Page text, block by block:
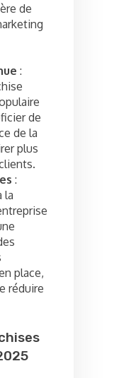
de
:
de
de la
plus
:
la
place,
réduire